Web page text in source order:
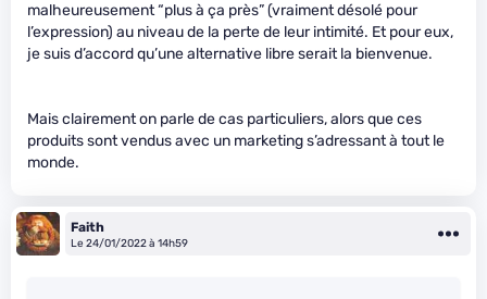
malheureusement “plus à ça près” (vraiment désolé pour
l’expression) au niveau de la perte de leur intimité. Et pour eux,
je suis d’accord qu’une alternative libre serait la bienvenue.
Mais clairement on parle de cas particuliers, alors que ces
produits sont vendus avec un marketing s’adressant à tout le
monde.
Faith
Le 24/01/2022 à 14h59